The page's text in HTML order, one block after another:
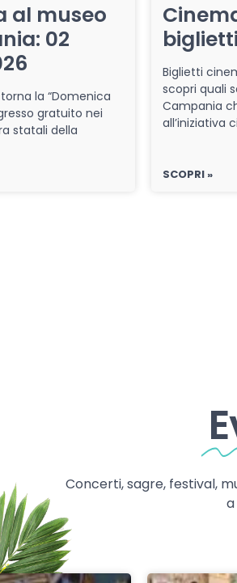
al museo
02
la “Domenica
gratuito nei
statali della
Biglietti
scopri quali
Campania
all’iniziativa
SCOPRI »
Concerti, sagre, festival,